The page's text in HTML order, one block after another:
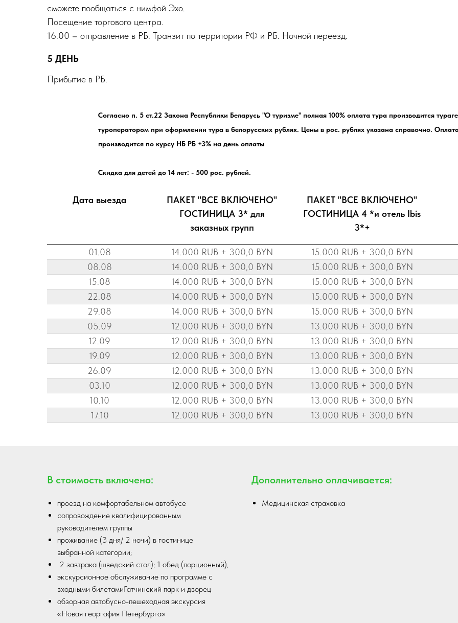
сможете пообщаться с нимфой Эхо.
Посещение торгового центра.
16.00 – отправление в РБ. Транзит по территории РФ и РБ. Ночной переезд.
5 ДЕНЬ
Прибытие в РБ.
Согласно п. 5 ст.22 Закона Республики Беларусь "О туризме" полная 100% оплата тура производится
туроператором при оформлении тура в белорусских рублях. Цены в рос. рублях указана справочно.
производится по курсу НБ РБ +3% на день оплаты
Скидка для детей до 14 лет: - 500 рос. рублей.
Дата выезда
ПАКЕТ "ВСЕ ВКЛЮЧЕНО"
ГОСТИНИЦА 3* для
заказных групп
ПАКЕТ "ВСЕ ВКЛЮЧЕНО"
ГОСТИНИЦА 4 *и отель Ibis
3*+
01.08 14.000 RUB + 300,0 BYN
15.000 RUB + 300,0 BYN
08.08
14.000 RUB + 300,0 BYN
15.000 RUB + 300,0 BYN
15.08
14.000 RUB + 300,0 BYN
15.000 RUB + 300,0 BYN
22.08
14.000 RUB + 300,0 BYN
15.000 RUB + 300,0 BYN
29.08
14.000 RUB + 300,0 BYN
15.000 RUB + 300,0 BYN
05.09
12.000 RUB + 300,0 BYN
13.000 RUB + 300,0 BYN
12.09
12.000 RUB + 300,0 BYN
13.000 RUB + 300,0 BYN
19.09
12.000 RUB + 300,0 BYN
13.000 RUB + 300,0 BYN
26.09
12.000 RUB + 300,0 BYN
13.000 RUB + 300,0 BYN
03.10
12.000 RUB + 300,0 BYN
13.000 RUB + 300,0 BYN
10.10
12.000 RUB + 300,0 BYN
13.000 RUB + 300,0 BYN
17.10
12.000 RUB + 300,0 BYN 13.000 RUB + 300,0 BYN
В стоимость включено:
проезд на комфортабельном автобусе
сопровождение квалифицированным
руководителем группы
проживание (3 дня/ 2 ночи) в гостинице
выбранной категории;
2 завтрака (шведский стол); 1 обед (порционный),
экскурсионное обслуживание по программе с
входными билетамиГатчинский парк и дворец
обзорная автобусно-пешеходная экскурсия
«Новая георгафия Петербурга»
Дополнительно оплачивается:
Медицинская страховка